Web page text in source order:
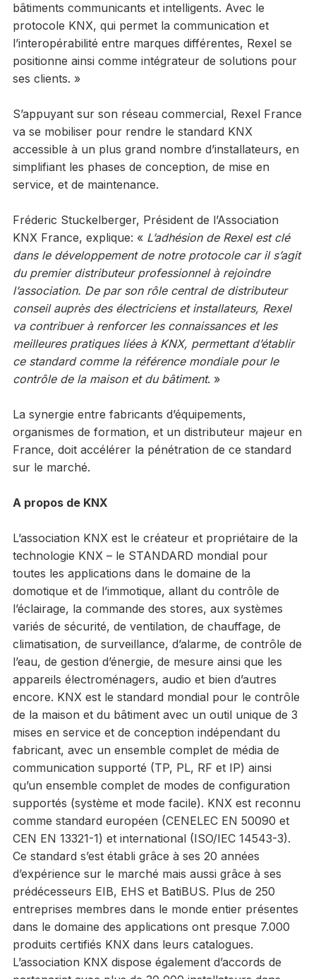
bâtiments communicants et intelligents. Avec le
protocole KNX, qui permet la communication et
l’interopérabilité entre marques différentes, Rexel se
positionne ainsi comme intégrateur de solutions pour
ses clients. »
S’appuyant sur son réseau commercial, Rexel France
va se mobiliser pour rendre le standard KNX
accessible à un plus grand nombre d’installateurs, en
simplifiant les phases de conception, de mise en
service, et de maintenance.
Fréderic Stuckelberger, Président de l’Association
KNX France, explique: « L’adhésion de Rexel est clé
dans le développement de notre protocole car il s’agit
du premier distributeur professionnel à rejoindre
l’association. De par son rôle central de distributeur
conseil auprès des électriciens et installateurs, Rexel
va contribuer à renforcer les connaissances et les
meilleures pratiques liées à KNX, permettant d’établir
ce standard comme la référence mondiale pour le
contrôle de la maison et du bâtiment. »
La synergie entre fabricants d’équipements,
organismes de formation, et un distributeur majeur en
France, doit accélérer la pénétration de ce standard
sur le marché.
A propos de KNX
L’association KNX est le créateur et propriétaire de la
technologie KNX – le STANDARD mondial pour
toutes les applications dans le domaine de la
domotique et de l’immotique, allant du contrôle de
l’éclairage, la commande des stores, aux systèmes
variés de sécurité, de ventilation, de chauffage, de
climatisation, de surveillance, d’alarme, de contrôle de
l’eau, de gestion d’énergie, de mesure ainsi que les
appareils électroménagers, audio et bien d’autres
encore. KNX est le standard mondial pour le contrôle
de la maison et du bâtiment avec un outil unique de 3
mises en service et de conception indépendant du
fabricant, avec un ensemble complet de média de
communication supporté (TP, PL, RF et IP) ainsi
qu’un ensemble complet de modes de configuration
supportés (système et mode facile). KNX est reconnu
comme standard européen (CENELEC EN 50090 et
CEN EN 13321-1) et international (ISO/IEC 14543-3).
Ce standard s’est établi grâce à ses 20 années
d’expérience sur le marché mais aussi grâce à ses
prédécesseurs EIB, EHS et BatiBUS. Plus de 250
entreprises membres dans le monde entier présentes
dans le domaine des applications ont presque 7.000
produits certifiés KNX dans leurs catalogues.
L’association KNX dispose également d’accords de